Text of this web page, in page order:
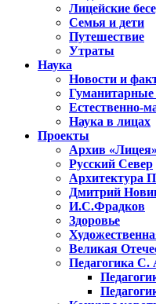
Лицейские
Семья и дети
Путешествие
Утраты
Наука
Новости и
Гуманитарные
Естественно-
Наука в лицах
Проекты
Архив
Русский Север
Архитектура
Дмитрий
И.С.Фрадков
Здоровье
Великая
Педагогика С.